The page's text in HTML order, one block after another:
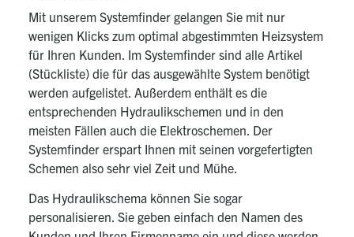
Mit unserem Systemfinder gelangen Sie mit nur
wenigen Klicks zum optimal abgestimmten Heizsystem
für Ihren Kunden. Im Systemfinder sind alle Artikel
(Stückliste) die für das ausgewählte System benötigt
werden aufgelistet. Außerdem enthält es die
entsprechenden Hydraulikschemen und in den
meisten Fällen auch die Elektroschemen. Der
Systemfinder erspart Ihnen mit seinen vorgefertigten
Schemen also sehr viel Zeit und Mühe.
Das Hydraulikschema können Sie sogar
personalisieren. Sie geben einfach den Namen des